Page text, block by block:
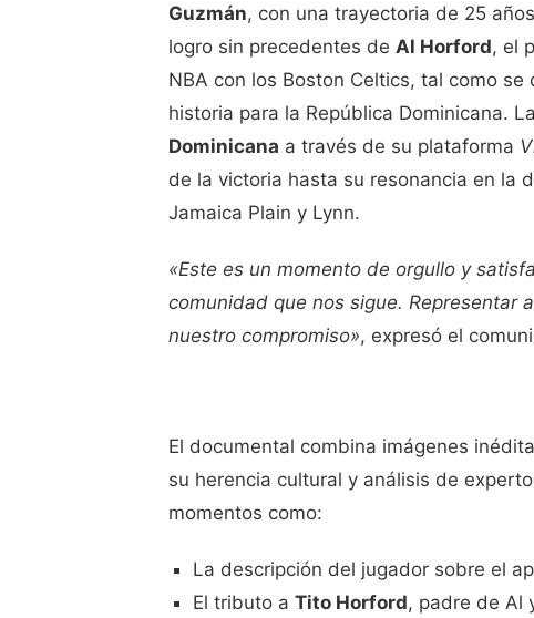
Guzmán, con una trayectoria de 25
logro sin precedentes de Al Horford, el
NBA con los Boston Celtics, tal como
historia para la República Dominicana.
Dominicana a través de su plataforma
de la victoria hasta su resonancia en la
Jamaica Plain y Lynn.
«Este es un momento de orgullo y
comunidad que nos sigue. Representar
nuestro compromiso», expresó el
El documental combina imágenes
su herencia cultural y análisis de
momentos como:
La descripción del jugador sobre el
El tributo aTito Horford, padre de Al